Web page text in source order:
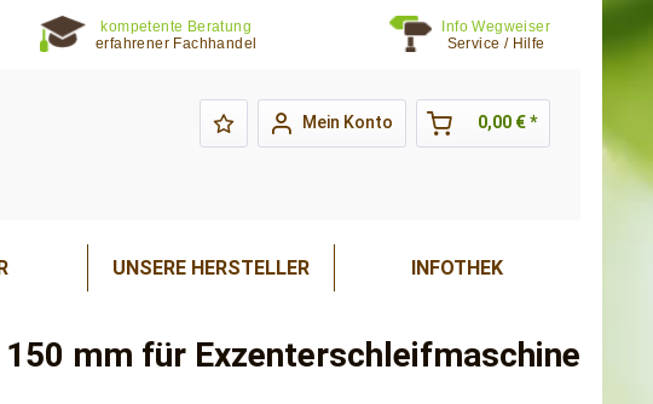
kompetente Beratung
erfahrener Fachhandel
Info Wegweiser
Service / Hilfe
Mein Konto 0,00 € *
UNSERE HERSTELLER INFOTHEK
mm für Exzenterschleifmaschine